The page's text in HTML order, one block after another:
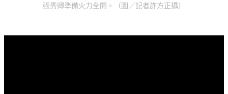
張秀卿準備火力全開。（圖／記者許方正攝）